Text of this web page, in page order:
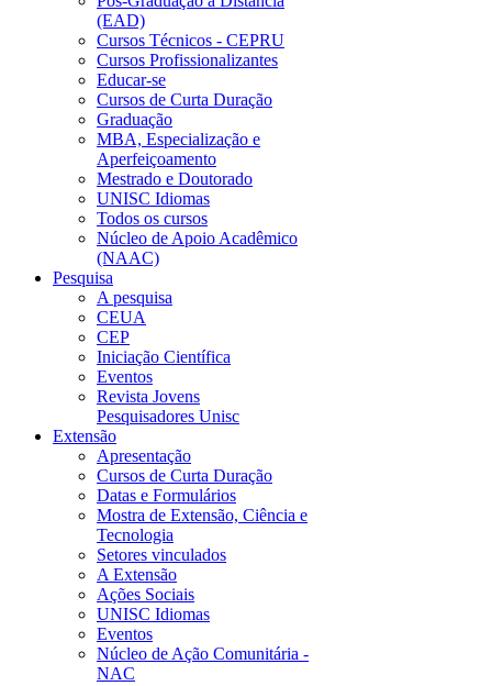
(EAD)
Cursos Técnicos - CEPRU
Cursos Profissionalizantes
Educar-se
Cursos de Curta Duração
Graduação
MBA, Especialização e
Aperfeiçoamento
Mestrado e Doutorado
UNISC Idiomas
Todos os cursos
Núcleo de Apoio Acadêmico
(NAAC)
Pesquisa
A pesquisa
CEUA
CEP
Iniciação Científica
Eventos
Revista Jovens
Pesquisadores Unisc
Extensão
Apresentação
Cursos de Curta Duração
Datas e Formulários
Mostra de Extensão, Ciência e
Tecnologia
Setores vinculados
A Extensão
Ações Sociais
UNISC Idiomas
Eventos
Núcleo de Ação Comunitária -
NAC